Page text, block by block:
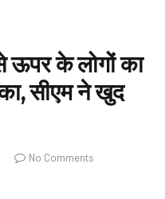
ऊपर के लोगों का
सीएम ने खुद
No Comments